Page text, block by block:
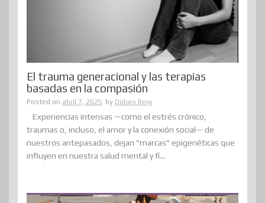
El trauma generacional y las terapias
basadas en la compasión
Posted on abril 7, 2025 by Dolors Reig
Experiencias intensas —como el estrés crónico,
traumas o, incluso, el amor y la conexión social— de
nuestros antepasados, dejan "marcas" epigenéticas que
influyen en nuestra salud mental y fí...